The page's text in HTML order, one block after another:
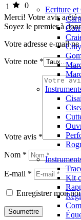
Ecriture et
Kit
1
0
Merci! Votre avis a été
Soyez le premier à
Votre adresse e-mail
Votre note *
Votre avis *
Nom *
E-mail *
Enregistrer mon